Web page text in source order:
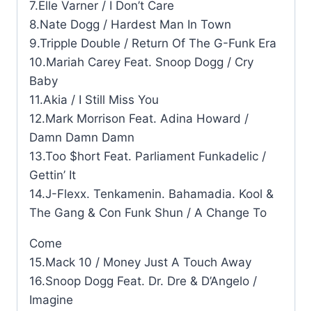
7.Elle Varner / I Don’t Care
8.Nate Dogg / Hardest Man In Town
9.Tripple Double / Return Of The G-Funk Era
10.Mariah Carey Feat. Snoop Dogg / Cry
Baby
11.Akia / I Still Miss You
12.Mark Morrison Feat. Adina Howard /
Damn Damn Damn
13.Too $hort Feat. Parliament Funkadelic /
Gettin’ It
14.J-Flexx. Tenkamenin. Bahamadia. Kool &
The Gang & Con Funk Shun / A Change To
Come
15.Mack 10 / Money Just A Touch Away
16.Snoop Dogg Feat. Dr. Dre & D’Angelo /
Imagine